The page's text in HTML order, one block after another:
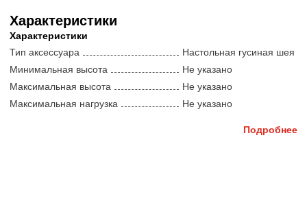
Микрофонная стойка типа «гусиная шея»
снабжена утяжеленным основанием округлой
формы, диаметр которого 130 мм
Стойка изготовлена из стали и окрашена в
черные и хромированные цвета
Высота стойки максимально составляет 315 мм
Характеристики
Характеристики
Тип аксессуара
Настольная гусиная шея
Минимальная высота
Не указано
Максимальная высота
Не указано
Максимальная нагрузка
Не указано
Подробнее